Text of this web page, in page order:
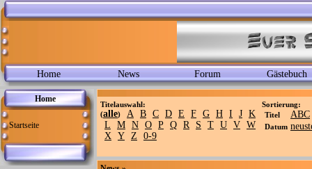
Home News Forum Gästebuch
Home
Startseite
Titelauswahl:
(alle) A B C D E F G H I J K
L
M N O P Q R S T U V W
X Y Z 0-9
Sortierung:
Titel
ABC
Datum